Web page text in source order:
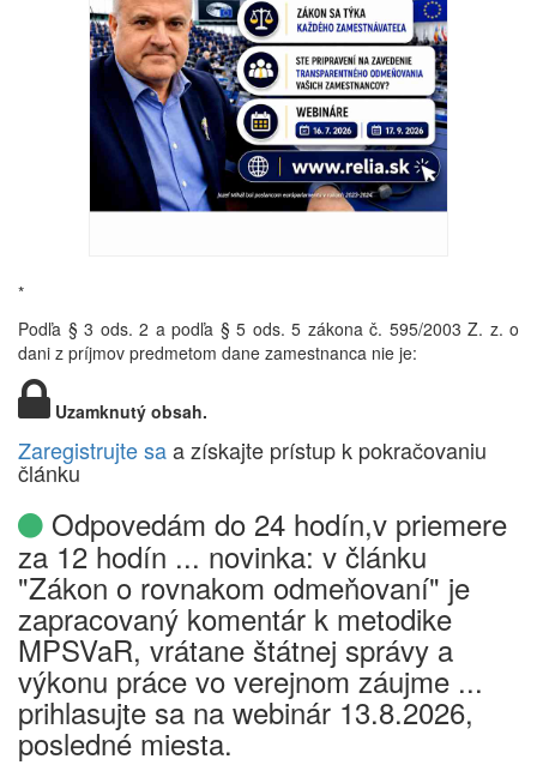
*
Podľa § 3 ods. 2 a podľa § 5 ods. 5 zákona č. 595/2003 Z. z. o
dani z príjmov predmetom dane zamestnanca nie je:
Uzamknutý obsah.
Zaregistrujte saa získajte prístup k pokračovaniu
článku
Odpovedám do 24 hodín,v priemere
za 12 hodín ... novinka: v článku
"Zákon o rovnakom odmeňovaní" je
zapracovaný komentár k metodike
MPSVaR, vrátane štátnej správy a
výkonu práce vo verejnom záujme ...
prihlasujte sa na webinár 13.8.2026,
posledné miesta.